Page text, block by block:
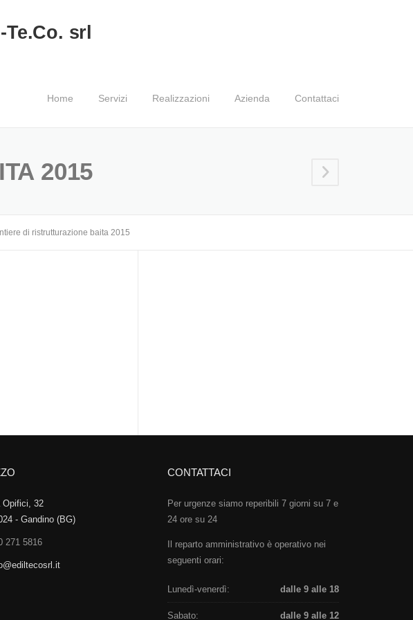
srl
Home Servizi Realizzazioni Azienda Contattaci
2015
di ristrutturazione baita 2015
Opifici, 32
- Gandino (BG)
271 5816
CONTATTACI
Per urgenze siamo reperibili 7 giorni su 7 e
24 ore su 24
Il reparto amministrativo è operativo nei
seguenti orari:
Lunedì-venerdì: dalle 9 alle 18
Sabato: dalle 9 alle 12